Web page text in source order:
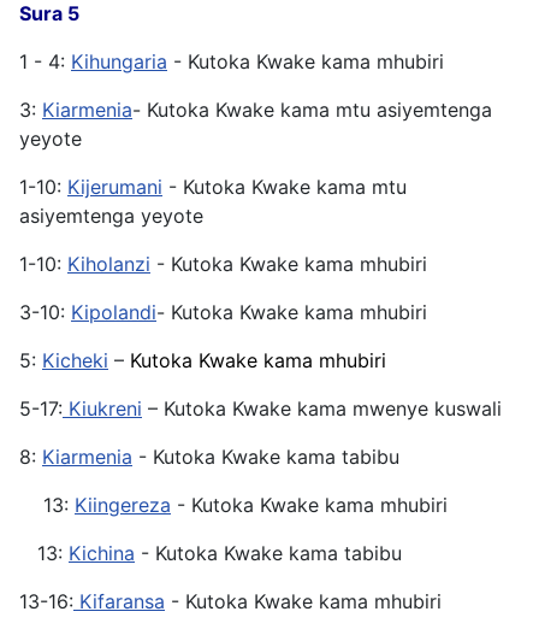
Sura 5
1 - 4: Kihungaria - Kutoka Kwake kama mhubiri
3: Kiarmenia- Kutoka Kwake kama mtu asiyemtenga
yeyote
1-10: Kijerumani - Kutoka Kwake kama mtu
asiyemtenga yeyote
1-10: Kiholanzi - Kutoka Kwake kama mhubiri
3-10: Kipolandi- Kutoka Kwake kama mhubiri
5: Kicheki – Kutoka Kwake kama mhubiri
5-17: Kiukreni – Kutoka Kwake kama mwenye kuswali
8: Kiarmenia - Kutoka Kwake kama tabibu
13: Kiingereza - Kutoka Kwake kama mhubiri
13: Kichina - Kutoka Kwake kama tabibu
13-16: Kifaransa - Kutoka Kwake kama mhubiri